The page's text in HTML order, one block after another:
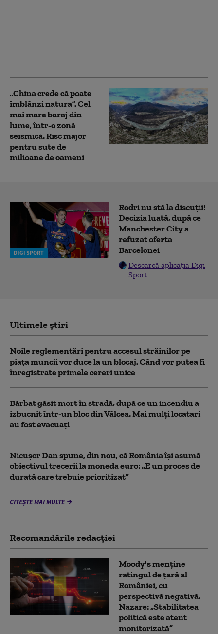
„China crede că poate
îmblânzi natura”. Cel
mai mare baraj din
lume, într-o zonă
seismică. Risc major
pentru sute de
milioane de oameni
DIGI SPORT
Rodri nu stă la discuții!
Decizia luată, după ce
Manchester City a
refuzat oferta
Barcelonei
Descarcă aplicația Digi
Sport
Ultimele știri
Noile reglementări pentru accesul străinilor pe
piaţa muncii vor duce la un blocaj. Când vor putea fi
înregistrate primele cereri unice
Bărbat găsit mort în stradă, după ce un incendiu a
izbucnit într-un bloc din Vâlcea. Mai mulți locatari
au fost evacuați
Nicușor Dan spune, din nou, că România își asumă
obiectivul trecerii la moneda euro: „E un proces de
durată care trebuie prioritizat”
CITEȘTE MAI MULTE
Recomandările redacţiei
Moody's menține
ratingul de țară al
României, cu
perspectivă negativă.
Nazare: „Stabilitatea
politică este atent
monitorizată”